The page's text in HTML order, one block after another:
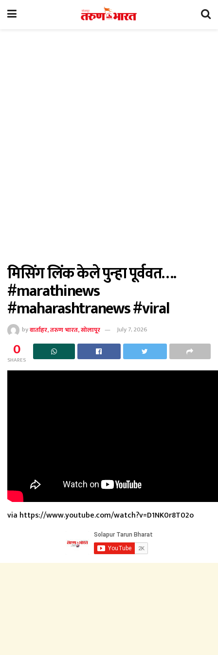
मिसिंग लिंक केले पुन्हा पूर्ववत….
#marathinews
#maharashtranews #viral
byवार्ताहर, तरुण भारत, सोलापूर July 7, 2026
0
SHARES
via https://www.youtube.com/watch?v=D1NK0r8T02o